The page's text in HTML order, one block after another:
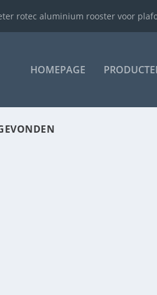
rotec aluminium rooster voor
HOMEPAGE